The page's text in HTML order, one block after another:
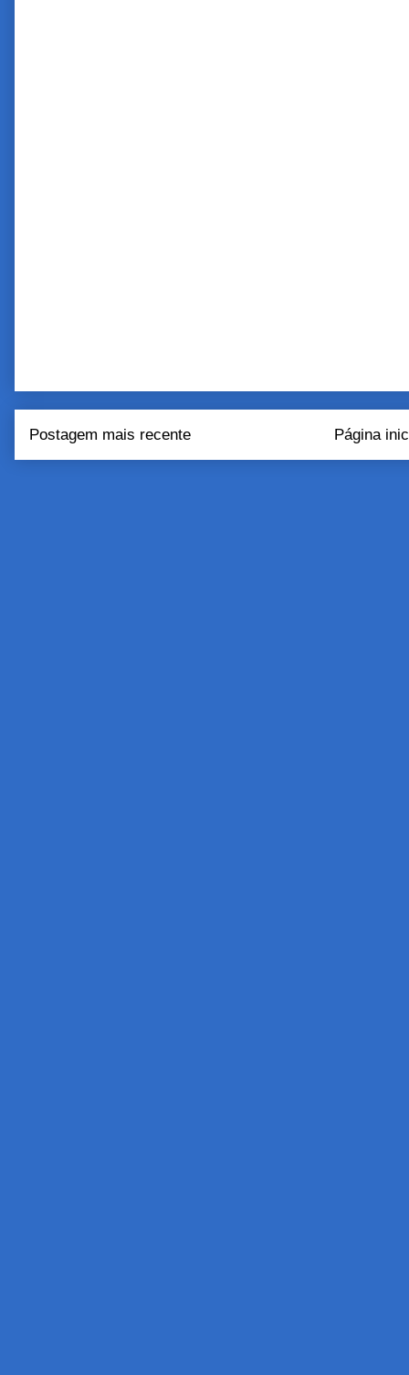
Postagem mais recente Página